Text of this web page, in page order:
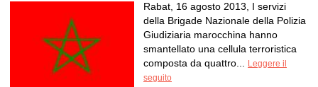
Rabat, 16 agosto 2013, I servizi
della Brigade Nazionale della Polizia
Giudiziaria marocchina hanno
smantellato una cellula terroristica
composta da quattro...
Leggere il
seguito